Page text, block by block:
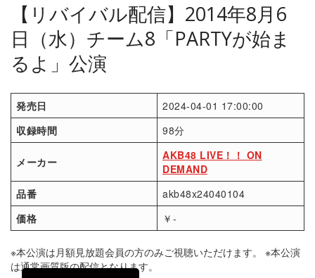
【リバイバル配信】2014年8月6
日（水）チーム8「PARTYが始ま
るよ」公演
発売日
2024-04-01 17:00:00
収録時間
98分
メーカー
AKB48 LIVE！！ ON
DEMAND
品番
akb48x24040104
価格
￥-
※本公演は月額見放題会員の方のみご視聴いただけます。 ※本公演
は通常画質版の配信となります。